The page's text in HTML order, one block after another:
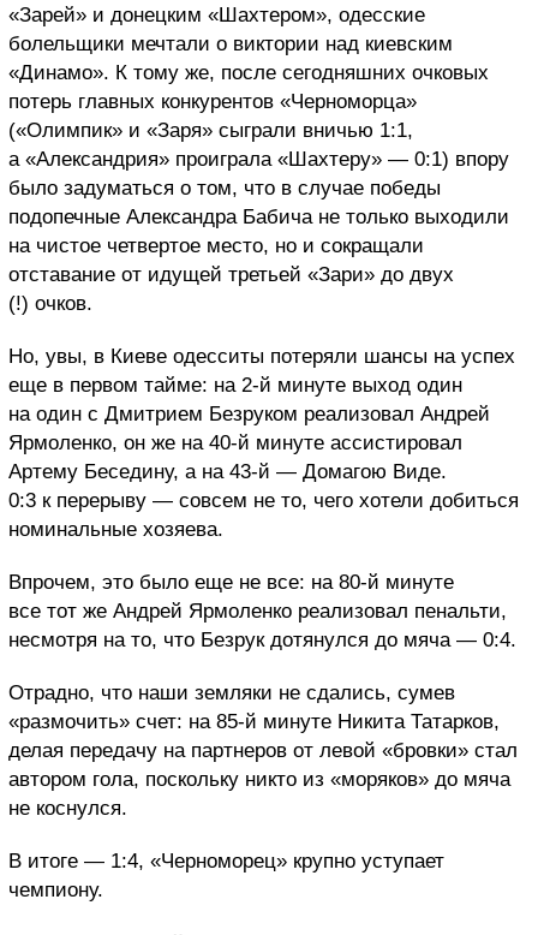
«Зарей» и донецким «Шахтером», одесские
болельщики мечтали о виктории над киевским
«Динамо». К тому же, после сегодняшних очковых
потерь главных конкурентов «Черноморца»
(«Олимпик» и «Заря» сыграли вничью 1:1,
а «Александрия» проиграла «Шахтеру» — 0:1) впору
было задуматься о том, что в случае победы
подопечные Александра Бабича не только выходили
на чистое четвертое место, но и сокращали
отставание от идущей третьей «Зари» до двух
(!) очков.
Но, увы, в Киеве одесситы потеряли шансы на успех
еще в первом тайме: на 2-й минуте выход один
на один с Дмитрием Безруком реализовал Андрей
Ярмоленко, он же на 40-й минуте ассистировал
Артему Беседину, а на 43-й — Домагою Виде.
0:3 к перерыву — совсем не то, чего хотели добиться
номинальные хозяева.
Впрочем, это было еще не все: на 80-й минуте
все тот же Андрей Ярмоленко реализовал пенальти,
несмотря на то, что Безрук дотянулся до мяча — 0:4.
Отрадно, что наши земляки не сдались, сумев
«размочить» счет: на 85-й минуте Никита Татарков,
делая передачу на партнеров от левой «бровки» стал
автором гола, поскольку никто из «моряков» до мяча
не коснулся.
В итоге — 1:4, «Черноморец» крупно уступает
чемпиону.